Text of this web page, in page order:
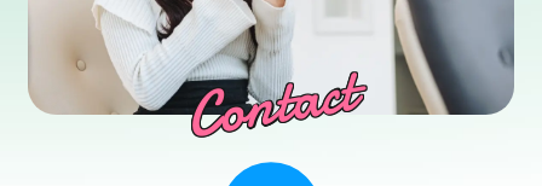
営業カレンダー
採用情報 Contact